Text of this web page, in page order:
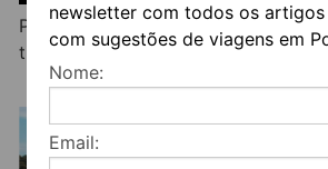
newsletter com todos os
com sugestões de viagens em
Nome:
Email:
Preços variam entre € 120 e € 190,
tipologia e época do ano